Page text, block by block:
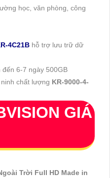
học, văn phòng, công
4C21B hỗ trợ lưu trữ dữ
6-7 ngày 500GB
chất lượng KR-9000-4-
GIÁ
Trời Full HD Made in